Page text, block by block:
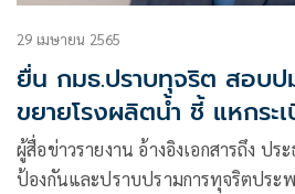
29 เมษายน 2565
ยื่น กมธ.ปราบทุจริต สอบป
ขยายโรงผลิตน้ำ ชี้ แหกระ
เสียประโยชน์
ผู้สื่อข่าวรายงาน อ้างอิงเอกสารถึง ประธานคณะกรรมาธิการ
ป้องกันและปราบปรามการทุจริตปร